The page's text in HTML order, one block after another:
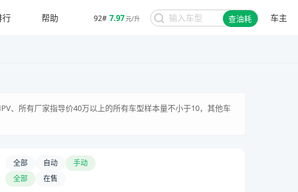
92# 7.97元/升 查油耗 车主
行 帮助
、所有厂家指导价40万以上的所有车型样本量不小于10，其他车
全部 自动
手动
全部
在售